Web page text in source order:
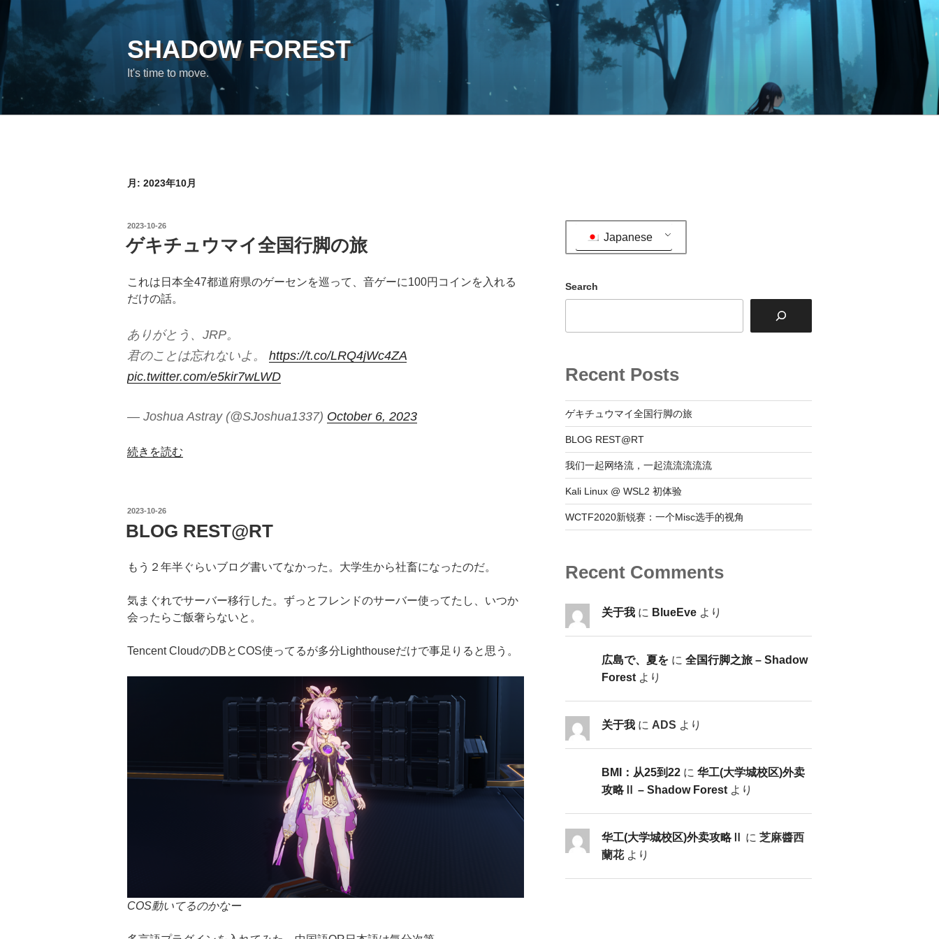
コ
ン
ン
ツ
へ
SHADOW FOREST
It's time to move.
月:2023年10月
投
稿
日:
2023-10-26
ゲキチュウマイ全国行脚の旅
これは日本全47都道府県のゲーセンを巡って、音ゲーに100円コインを入れる
だけの話。
ありがとう、JRP。
君のことは忘れないよ。https://t.co/LRQ4jWc4ZA
pic.twitter.com/e5kir7wLWD
— Joshua Astray (@SJoshua1337) October 6, 2023
“全
旅”
続きを読む
投
日:
2023-10-26
BLOG REST@RT
もう２年半ぐらいブログ書いてなかった。大学生から社畜になったのだ。
気まぐれでサーバー移行した。ずっとフレンドのサーバー使ってたし、いつか
会ったらご飯奢らないと。
Tencent CloudのDBとCOS使ってるが多分Lighthouseだけで事足りると思う。
COS動いてるのかなー
Japanese
Search
Recent Posts
ゲキチュウマイ全国行脚の旅
BLOG REST@RT
我们一起网络流，一起流流流流流
Kali Linux @ WSL2 初体验
WCTF2020新锐赛：一个Misc选手的视角
Recent Comments
关于我 に BlueEve より
広島で、夏を に全国行脚之旅 – Shadow
Forest より
关于我 に ADS より
BMI：从25到22 に华工(大学城校区)外卖
攻略Ⅱ – Shadow Forest より
华工(大学城校区)外卖攻略Ⅱ に芝麻醬西
蘭花より